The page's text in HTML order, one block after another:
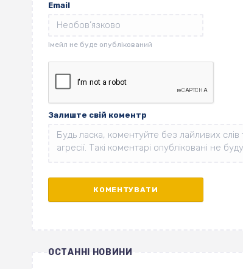
Email
Залиште свій коментр
ОСТАННІ НОВИНИ